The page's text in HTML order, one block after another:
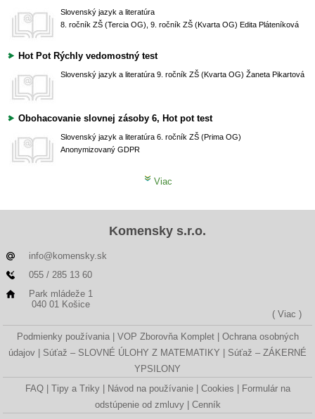
Slovenský jazyk a literatúra
8. ročník ZŠ (Tercia OG), 9. ročník ZŠ (Kvarta OG) Edita Pláteníková
Hot Pot Rýchly vedomostný test
Slovenský jazyk a literatúra 9. ročník ZŠ (Kvarta OG) Žaneta Pikartová
Obohacovanie slovnej zásoby 6, Hot pot test
Slovenský jazyk a literatúra 6. ročník ZŠ (Prima OG)
Anonymizovaný GDPR
Viac
Komensky s.r.o.
info@komensky.sk
055 / 285 13 60
Park mládeže 1
040 01 Košice
( Viac )
Podmienky používania VOP Zborovňa Komplet
Ochrana osobných
údajov
Súťaž – SLOVNÉ ÚLOHY Z MATEMATIKY
Súťaž – ZÁKERNÉ
YPSILONY
FAQ
Tipy a Triky Návod na používanie Cookies
Formulár na
odstúpenie od zmluvy
Cenník